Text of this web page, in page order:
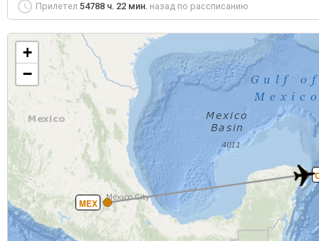
Прилетел 54788 ч. 22 мин. назад по рассписанию
MEX
+
−